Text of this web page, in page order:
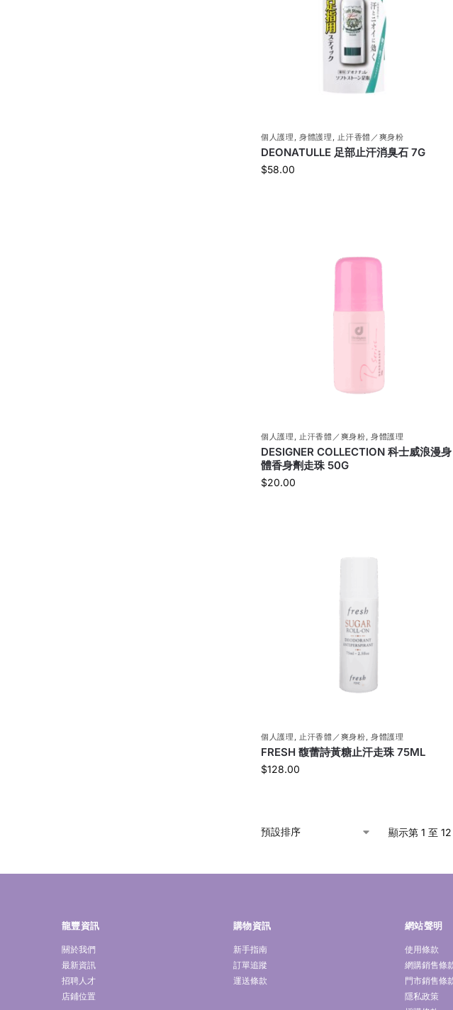
個人護理 ,身體護理 , 止汗香體／爽身粉
DEONATULLE 足部止汗消臭石 7G
$58.00
個人護理 , 止汗香體／爽身粉,身體護理
DESIGNER COLLECTION 科士威浪漫身
體香身劑走珠 50G
$20.00
個人護理 止汗香體／爽身粉 ,身體護理
FRESH 馥蕾詩黃糖止汗走珠 75ML
$128.00
顯示第 1 至
龍豐資訊
關於我們
最新資訊
招聘人才
店鋪位置
購物資訊
新手指南
訂單追蹤
運送條款
網站聲明
使用條款
網購銷售條
門市銷售條
隱私政策